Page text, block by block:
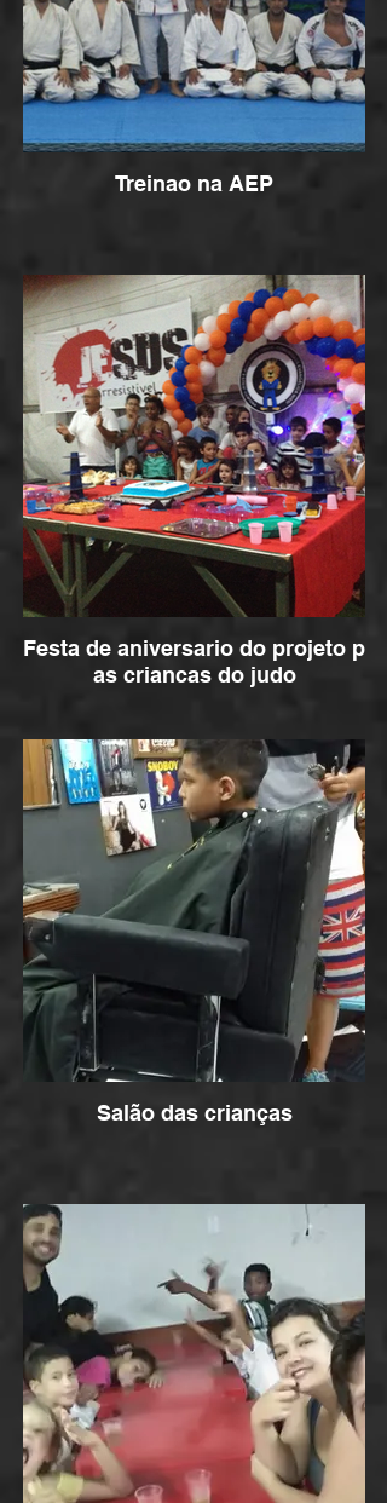
Treinao na AEP
Festa de aniversario do projeto p
as criancas do judo
Salão das crianças